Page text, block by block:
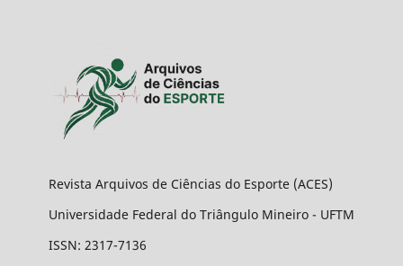
Revista Arquivos de Ciências do Esporte (ACES)
Universidade Federal do Triângulo Mineiro - UFTM
ISSN: 2317-7136